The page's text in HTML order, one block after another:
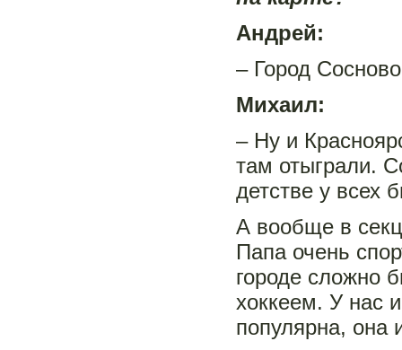
Андрей:
– Город
Михаил:
– Ну и
там отыграли.
детстве у всех
А вообще в
Папа очень
городе сложно
хоккеем. У нас
популярна, она